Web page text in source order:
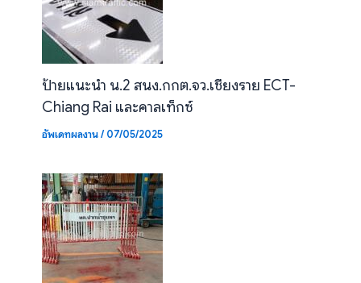
ป้ายแนะนำ น.2 สนง.กกต.จว.เชียงราย ECT-
Chiang Rai และคาลเท็กซ์
อัพเดทผลงาน/07/05/2025